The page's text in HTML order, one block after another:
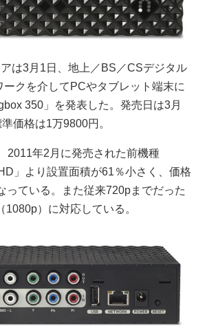
は3月1日、地上／BS／CSデジタル
クを介してPCやタブレット端末に
350」を発表した。発売日は3月
価格は1万9800円。
2011年2月に発売された前機種
」より設置面積が61％小さく、価格
っている。また従来720pまでだった
1080p）に対応している。